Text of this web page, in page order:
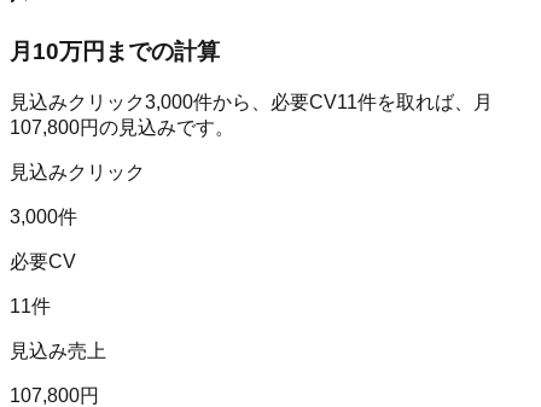
月10万円までの計算
見込みクリック3,000件から、必要CV11件を取れば、月
107,800円の見込みです。
見込みクリック
3,000件
必要CV
11件
見込み売上
107,800円